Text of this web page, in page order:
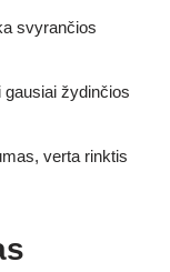
svyrančios
gausiai žydinčios
verta rinktis